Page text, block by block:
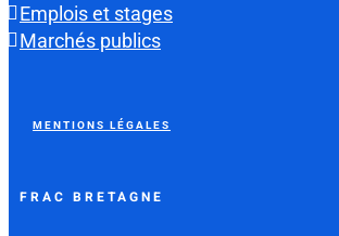
Emplois et stages
Marchés publics
MENTIONS LÉGALES
FRAC BRETAGNE